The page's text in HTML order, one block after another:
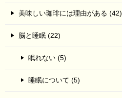
美味しい珈琲には理由がある (42)
脳と睡眠 (22)
眠れない (5)
睡眠について (5)